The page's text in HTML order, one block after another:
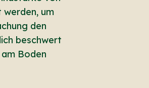
um
den
beschwert
Boden